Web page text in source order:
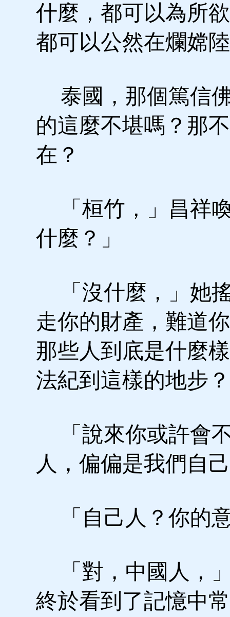
什麼，都可以為所
都可以公然在爛嫦
泰國，那個篤信
的這麼不堪嗎？那
在？
「桓竹，」昌祥
什麼？」
「沒什麼，」她
走你的財產，難道
那些人到底是什麼
法紀到這樣的地步
「說來你或許會
人，偏偏是我們自
「自己人？你的
「對，中國人，
終於看到了記憶中